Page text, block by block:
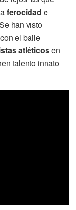
ferocidad e
han visto
el baile
atléticosen
talento innato